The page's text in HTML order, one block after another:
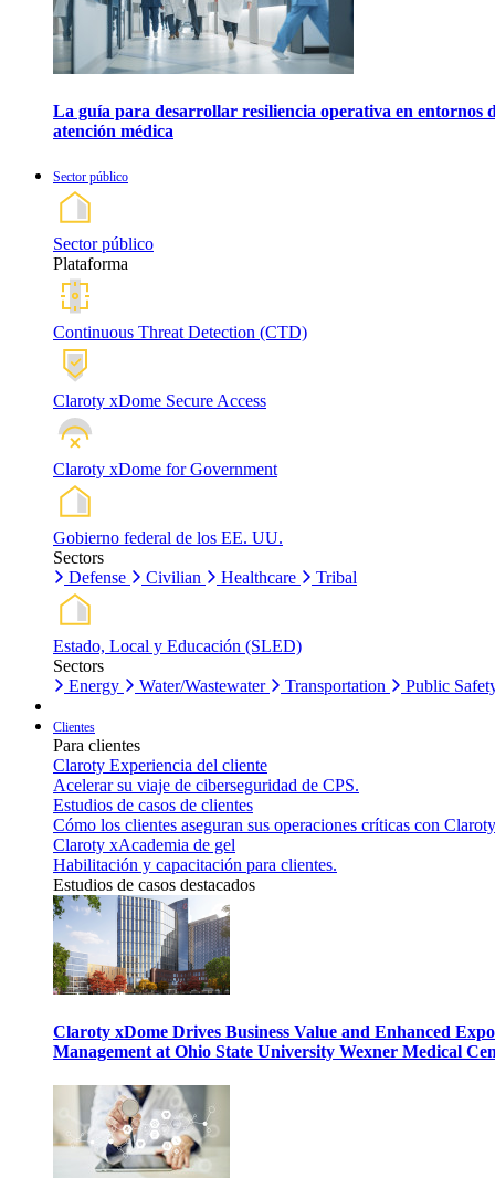
La guía para desarrollar resiliencia operativa en entornos
atención médica
Sector público
Sector público
Plataforma
Continuous Threat Detection (CTD)
Claroty xDome Secure Access
Claroty xDome for Government
Gobierno federal de los EE. UU.
Sectors
Defense
Civilian Healthcare Tribal
Estado, Local y Educación (SLED)
Sectors
Energy
Water/Wastewater Transportation Public
Clientes
Para clientes
Claroty Experiencia del cliente
Acelerar su viaje de ciberseguridad de CPS.
Estudios de casos de clientes
Cómo los clientes aseguran sus operaciones críticas con
Claroty xAcademia de gel
Habilitación y capacitación para clientes.
Estudios de casos destacados
Claroty xDome Drives Business Value and Enhanced
Management at Ohio State University Wexner Medical